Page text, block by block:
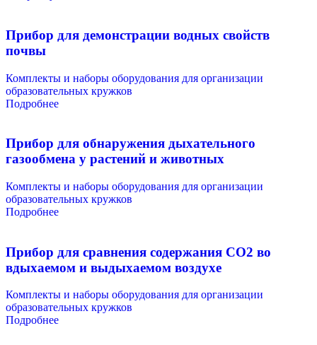
Прибор для демонстрации водных свойств
почвы
Комплекты и наборы оборудования для организации
образовательных кружков
Подробнее
Прибор для обнаружения дыхательного
газообмена у растений и животных
Комплекты и наборы оборудования для организации
образовательных кружков
Подробнее
Прибор для сравнения содержания СО2 во
вдыхаемом и выдыхаемом воздухе
Комплекты и наборы оборудования для организации
образовательных кружков
Подробнее